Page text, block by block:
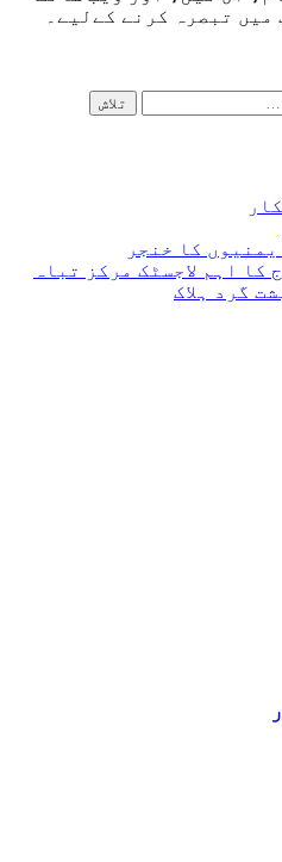
تبصرہ کرنے کےلیے۔
کا خنجر
اہم لاجسٹک مرکز تباہ